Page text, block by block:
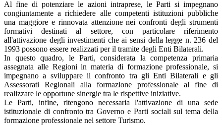
Al fine di potenziare le azioni intraprese, le Parti si impegnano
congiuntamente a richiedere alle competenti istituzioni pubbliche
una maggiore e rinnovata attenzione nei confronti degli strumenti
formativi destinati al settore, con particolare riferimento
all'attivazione degli investimenti che ai sensi della legge n. 236 del
1993 possono essere realizzati per il tramite degli Enti Bilaterali.
In questo quadro, le Parti, considerata la competenza primaria
assegnata alle Regioni in materia di formazione professionale, si
impegnano a sviluppare il confronto tra gli Enti Bilaterali e gli
Assessorati Regionali alla formazione professionale al fine di
realizzare le opportune sinergie tra le rispettive iniziative.
Le Parti, infine, ritengono necessaria l'attivazione di una sede
istituzionale di confronto tra Governo e Parti sociali sul tema della
formazione professionale nel settore Turismo.